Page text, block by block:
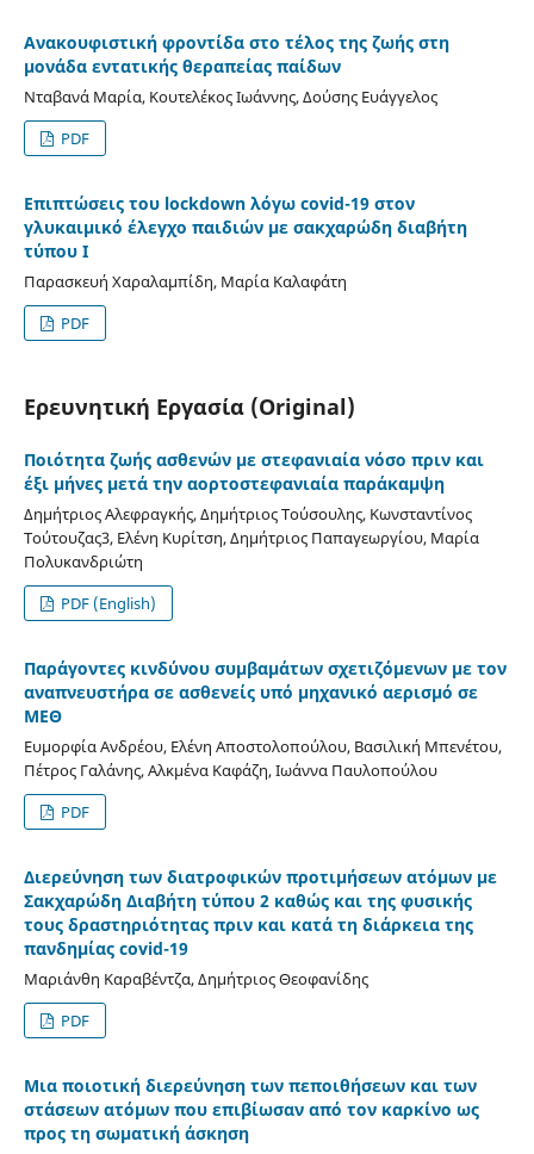
Ανακουφιστική φροντίδα στο τέλος της ζωής στη
μονάδα εντατικής θεραπείας παίδων
Νταβανά Μαρία, Κουτελέκος Ιωάννης, Δούσης Ευάγγελος
PDF
Επιπτώσεις του lockdown λόγω covid-19 στον
γλυκαιμικό έλεγχο παιδιών με σακχαρώδη διαβήτη
τύπου Ι
Παρασκευή Χαραλαμπίδη, Μαρία Καλαφάτη
PDF
Ερευνητική Εργασία (Original)
Ποιότητα ζωής ασθενών με στεφανιαία νόσο πριν και
έξι μήνες μετά την αορτοστεφανιαία παράκαμψη
Δημήτριος Αλεφραγκής, Δημήτριος Τούσουλης, Κωνσταντίνος
Τούτουζας3, Ελένη Κυρίτση, Δημήτριος Παπαγεωργίου, Μαρία
Πολυκανδριώτη
PDF (English)
Παράγοντες κινδύνου συμβαμάτων σχετιζόμενων με τον
αναπνευστήρα σε ασθενείς υπό μηχανικό αερισμό σε
ΜΕΘ
Ευμορφία Ανδρέου, Ελένη Αποστολοπούλου, Βασιλική Μπενέτου,
Πέτρος Γαλάνης, Αλκμένα Καφάζη, Ιωάννα Παυλοπούλου
PDF
Διερεύνηση των διατροφικών προτιμήσεων ατόμων με
Σακχαρώδη Διαβήτη τύπου 2 καθώς και της φυσικής
τους δραστηριότητας πριν και κατά τη διάρκεια της
πανδημίας covid-19
Μαριάνθη Καραβέντζα, Δημήτριος Θεοφανίδης
PDF
Μια ποιοτική διερεύνηση των πεποιθήσεων και των
στάσεων ατόμων που επιβίωσαν από τον καρκίνο ως
προς τη σωματική άσκηση